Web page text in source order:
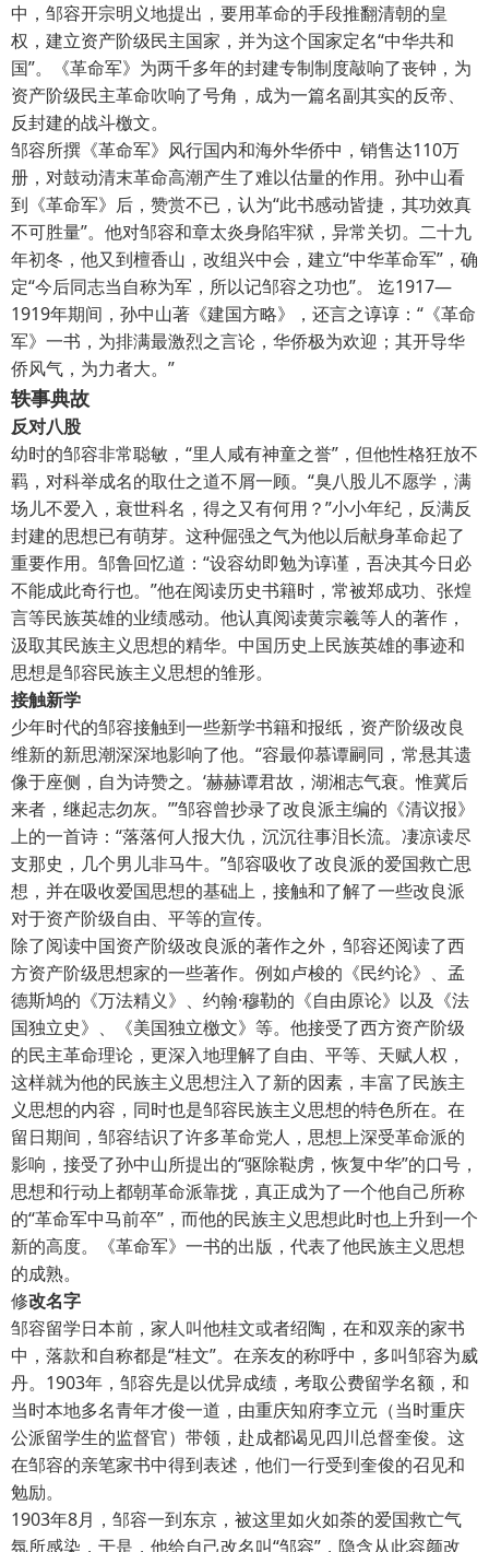
中，邹容开宗明义地提出，要用革命的手段推翻清朝的皇
权，建立资产阶级民主国家，并为这个国家定名“中华共和
国”。《革命军》为两千多年的封建专制制度敲响了丧钟，为
资产阶级民主革命吹响了号角，成为一篇名副其实的反帝、
反封建的战斗檄文。
邹容所撰《革命军》风行国内和海外华侨中，销售达110万
册，对鼓动清末革命高潮产生了难以估量的作用。孙中山看
到《革命军》后，赞赏不已，认为“此书感动皆捷，其功效真
不可胜量”。他对邹容和章太炎身陷牢狱，异常关切。二十九
年初冬，他又到檀香山，改组兴中会，建立“中华革命军”，确
定“今后同志当自称为军，所以记邹容之功也”。 迄1917—
1919年期间，孙中山著《建国方略》，还言之谆谆：“《革命
军》一书，为排满最激烈之言论，华侨极为欢迎；其开导华
侨风气，为力者大。”
轶事典故
反对八股
幼时的邹容非常聪敏，“里人咸有神童之誉”，但他性格狂放不
羁，对科举成名的取仕之道不屑一顾。“臭八股儿不愿学，满
场儿不爱入，衰世科名，得之又有何用？”小小年纪，反满反
封建的思想已有萌芽。这种倔强之气为他以后献身革命起了
重要作用。邹鲁回忆道：“设容幼即勉为谆谨，吾决其今日必
不能成此奇行也。”他在阅读历史书籍时，常被郑成功、张煌
言等民族英雄的业绩感动。他认真阅读黄宗羲等人的著作，
汲取其民族主义思想的精华。中国历史上民族英雄的事迹和
思想是邹容民族主义思想的雏形。
接触新学
少年时代的邹容接触到一些新学书籍和报纸，资产阶级改良
维新的新思潮深深地影响了他。“容最仰慕谭嗣同，常悬其遗
像于座侧，自为诗赞之。‘赫赫谭君故，湖湘志气衰。惟冀后
来者，继起志勿灰。’”邹容曾抄录了改良派主编的《清议报》
上的一首诗：“落落何人报大仇，沉沉往事泪长流。凄凉读尽
支那史，几个男儿非马牛。”邹容吸收了改良派的爱国救亡思
想，并在吸收爱国思想的基础上，接触和了解了一些改良派
对于资产阶级自由、平等的宣传。
除了阅读中国资产阶级改良派的著作之外，邹容还阅读了西
方资产阶级思想家的一些著作。例如卢梭的《民约论》、孟
德斯鸠的《万法精义》、约翰·穆勒的《自由原论》以及《法
国独立史》、《美国独立檄文》等。他接受了西方资产阶级
的民主革命理论，更深入地理解了自由、平等、天赋人权，
这样就为他的民族主义思想注入了新的因素，丰富了民族主
义思想的内容，同时也是邹容民族主义思想的特色所在。在
留日期间，邹容结识了许多革命党人，思想上深受革命派的
影响，接受了孙中山所提出的“驱除鞑虏，恢复中华”的口号，
思想和行动上都朝革命派靠拢，真正成为了一个他自己所称
的“革命军中马前卒”，而他的民族主义思想此时也上升到一个
新的高度。《革命军》一书的出版，代表了他民族主义思想
的成熟。
修改名字
邹容留学日本前，家人叫他桂文或者绍陶，在和双亲的家书
中，落款和自称都是“桂文”。在亲友的称呼中，多叫邹容为威
丹。1903年，邹容先是以优异成绩，考取公费留学名额，和
当时本地多名青年才俊一道，由重庆知府李立元（当时重庆
公派留学生的监督官）带领，赴成都谒见四川总督奎俊。这
在邹容的亲笔家书中得到表述，他们一行受到奎俊的召见和
勉励。
1903年8月，邹容一到东京，被这里如火如荼的爱国救亡气
氛所感染，于是，他给自己改名叫“邹容”，隐含从此容颜改